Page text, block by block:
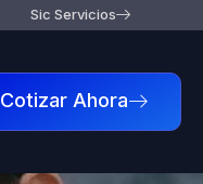
Sic Servicios
Cotizar Ahora